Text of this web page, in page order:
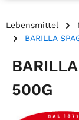
Lebensmittel
BARILLA
500G